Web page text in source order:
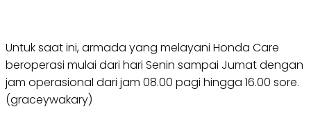
Untuk saat ini, armada yang melayani Honda Care
beroperasi mulai dari hari Senin sampai Jumat dengan
jam operasional dari jam 08.00 pagi hingga 16.00 sore.
(graceywakary)